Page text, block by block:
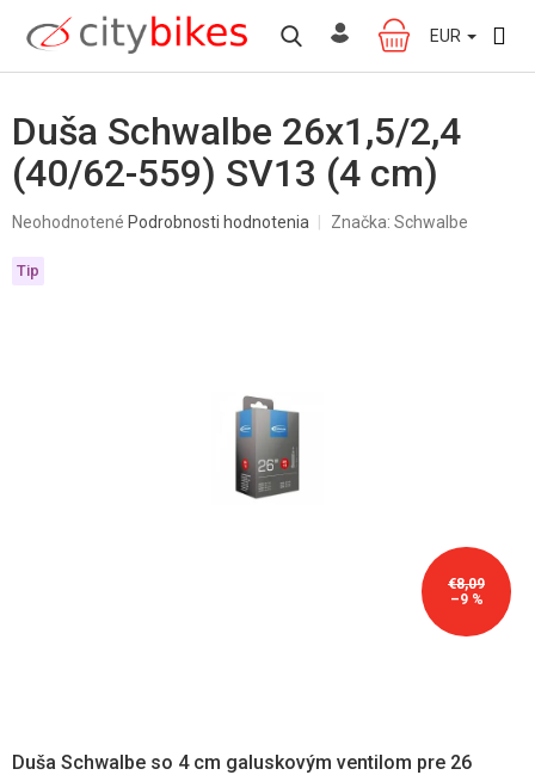
obsah
NÁKUPNÝ
KOŠÍK
EUR
Duša Schwalbe 26x1,5/2,4
(40/62-559) SV13 (4 cm)
Priemerné
produktu
je
Neohodnotené Podrobnosti hodnotenia Značka: Schwalbe
€8,09
–9 %
Tip
Duša Schwalbe so 4 cm galuskovým ventilom pre 26